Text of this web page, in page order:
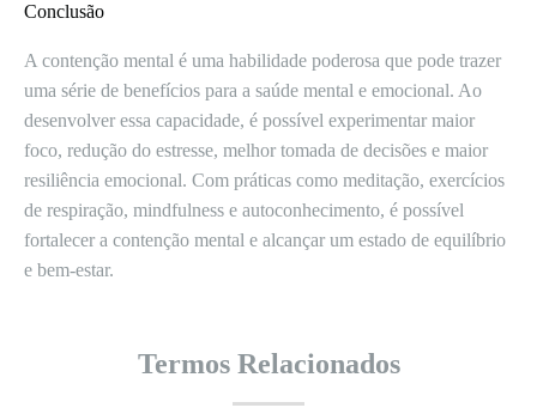
Conclusão
A contenção mental é uma habilidade poderosa que pode trazer
uma série de benefícios para a saúde mental e emocional. Ao
desenvolver essa capacidade, é possível experimentar maior
foco, redução do estresse, melhor tomada de decisões e maior
resiliência emocional. Com práticas como meditação, exercícios
de respiração, mindfulness e autoconhecimento, é possível
fortalecer a contenção mental e alcançar um estado de equilíbrio
e bem-estar.
Termos Relacionados